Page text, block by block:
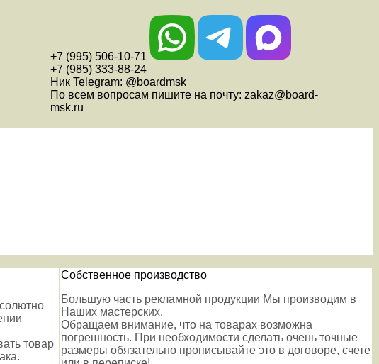
+7 (995) 506-10-71
+7 (985) 333-88-24
Ник Telegram: @boardmsk
По всем вопросам пишите на почту: zakaz@board-
msk.ru
товар
Собственное производство
Большую часть рекламной продукции Мы производим в
Наших мастерских.
Обращаем внимание, что на товарах возможна
погрешность. При необходимости сделать очень точные
размеры обязательно прописывайте это в договоре, счете